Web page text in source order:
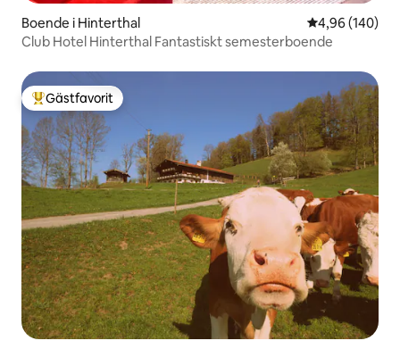
Boende i Hinterthal 4,96 av 5 i
4,96 (140)
Club Hotel Hinterthal Fantastiskt semesterboende
Populär gästfavorit
Gästfavorit